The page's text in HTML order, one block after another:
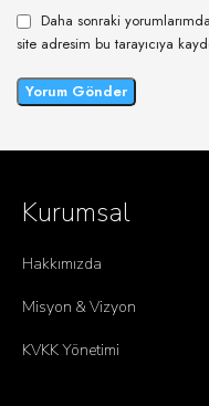
Daha sonraki
site adresim bu tarayıcıya
Kurumsal
Hakkımızda
Misyon & Vizyon
KVKK Yönetimi